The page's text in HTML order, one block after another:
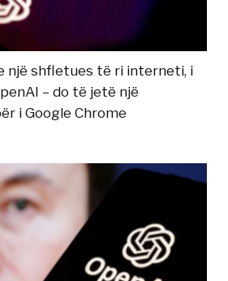
një shfletues të ri interneti, i
– do të jetë një
i Google Chrome